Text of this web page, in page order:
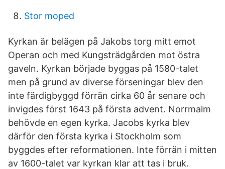
Stor moped
Kyrkan är belägen på Jakobs torg mitt emot
Operan och med Kungsträdgården mot östra
gaveln. Kyrkan började byggas på 1580-talet
men på grund av diverse förseningar blev den
inte färdigbyggd förrän cirka 60 år senare och
invigdes först 1643 på första advent. Norrmalm
behövde en egen kyrka. Jacobs kyrka blev
därför den första kyrka i Stockholm som
byggdes efter reformationen. Inte förrän i mitten
av 1600-talet var kyrkan klar att tas i bruk.